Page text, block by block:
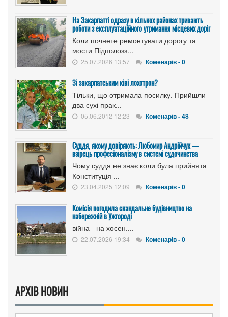
На Закарпатті одразу в кількох районах тривають
роботи з експлуатаційного утримання місцевих доріг
Коли почнете ремонтувати дорогу та
мости Підполозз...
25.07.2026 13:57 Коменарів - 0
Зі закарпатським ківі лохотрон?
Тільки, що отримала посилку. Прийшли
два сухі прак...
05.06.2012 12:23 Коменарів - 48
Суддя, якому довіряють: Любомир Андрійчук —
взірець професіоналізму в системі судочинства
Чому суддя не знає коли була прийнята
Конституція ...
23.04.2025 12:09 Коменарів - 0
Комісія погодила скандальне будівництво на
набережній в Ужгороді
війна - на хосен....
22.07.2026 19:34 Коменарів - 0
АРХІВ НОВИН